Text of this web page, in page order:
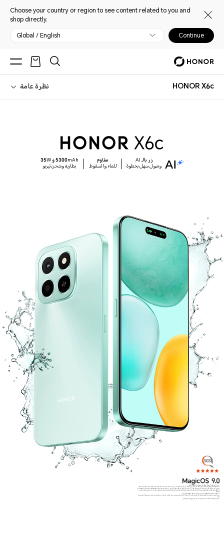
Choose your country or region to see content related to you and
shop directly.
Global / English Continue
HONOR X6c نظرة عامة
زر بالـ AI
وصول سهل بخطوة
مقاوم
للماء والسقوط
5300mAh و 35W
بطارية وشحن تيربو
*يرجى الرجوع إلى التجربة الفعلية من أجل وظائف الواجهة والتأثيرات.
*نظرًا لكونه منتجاً إلكترونياً دقيقاً، لا يزال هناك خطر التعرض إلى التلف في حال سقوط الهاتف. يُرجى توخي الحذر لتجنب السقوط أو الاصطدام. الهاتف ليس مقاومًا للماء بشكل
احترافي. إنه مقاوم للرذاذ والماء والغبار في الاستخدام العادي. تم اختباره في ظروف معملية مُراقبة، ويصل إلى مستوى IP64 وفقًا لمعايير GB/T 4208-2017 (الصين) / IEC 60529
(الدولية). مقاومة الرذاذ والماء والغبار ليست فعالة بشكل دائم، وقد ينخفض أداء الحماية بسبب الاستخدام اليومي. لا تحاول شحن هاتف مبلل. لا يشمل الضمان التلف الناتج عن
السوائل.
*البطارية بسعة مقدرة تبلغ 5200 مللي أمبير، وسعة نموذجية تبلغ 5300 مللي أمبير.
تدعم الشحن السلكي بقدرة قصوى تصل إلى 35 واط، ويتطلب ذلك استخدام شاحن وكابل HONOR بقدرة 35 واط. قد تختلف سرعة الشحن الفعلية حسب ظروف البيئة وعوامل
أخرى.
*صور المنتج المُستخدمة مُقدمة كمرجع فقط، يرجى الرجوع إلى المنتج الفعلي.